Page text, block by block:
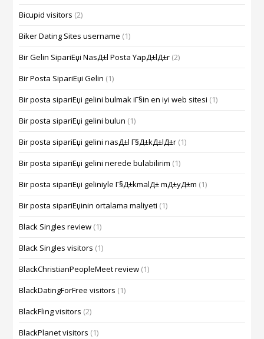
Bicupid visitors (2)
Biker Dating Sites username (1)
Bir Gelin SipariЕџi NasД±l Posta YapД±lД±r (2)
Bir Posta SipariЕџi Gelin (1)
Bir posta sipariЕџi gelini bulmak iГ§in en iyi web sitesi (1)
Bir posta sipariЕџi gelini bulun (1)
Bir posta sipariЕџi gelini nasД±l Г§Д±kД±lД±r (1)
Bir posta sipariЕџi gelini nerede bulabilirim (1)
Bir posta sipariЕџi geliniyle Г§Д±kmalД± mД±yД±m (1)
Bir posta sipariЕџinin ortalama maliyeti (1)
Black Singles review (1)
Black Singles visitors (1)
BlackChristianPeopleMeet review (1)
BlackDatingForFree visitors (1)
BlackFling visitors (2)
BlackPlanet visitors (1)